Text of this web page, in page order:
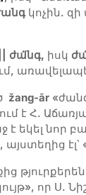
կոչին. զի
ժանգ, իսկ
žang-ār
է Հ.
եկել նոր
էլ՝
որ Ս.